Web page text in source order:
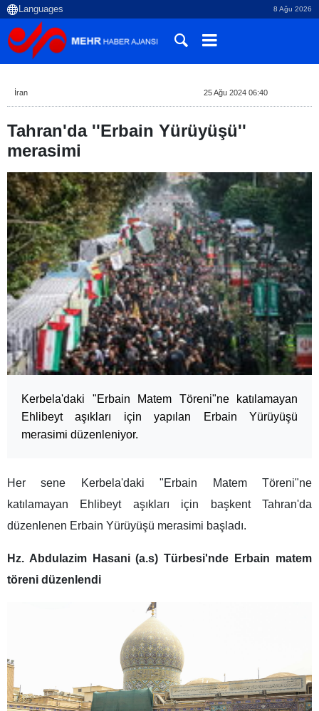
8 Ağu 2026
İran 25 Ağu 2024 06:40
Tahran'da ''Erbain Yürüyüşü''
merasimi
Kerbela'daki "Erbain Matem Töreni"ne katılamayan
Ehlibeyt aşıkları için yapılan Erbain Yürüyüşü
merasimi düzenleniyor.
Her sene Kerbela'daki "Erbain Matem Töreni"ne
katılamayan Ehlibeyt aşıkları için başkent Tahran'da
düzenlenen Erbain Yürüyüşü merasimi başladı.
Hz. Abdulazim Hasani (a.s) Türbesi'nde Erbain matem
töreni düzenlendi